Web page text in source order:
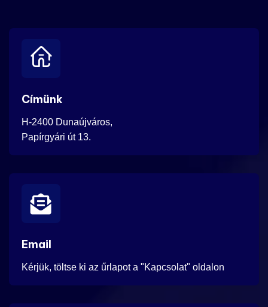
Címünk
H-2400 Dunaújváros,
Papírgyári út 13.
Email
Kérjük, töltse ki az űrlapot a "Kapcsolat" oldalon